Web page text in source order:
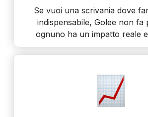
Se vuoi una scrivania dove
indispensabile, Golee non fa
ognuno ha un impatto reale